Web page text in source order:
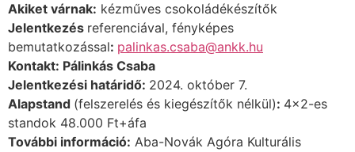
Akiket várnak: kézműves csokoládékészítők
Jelentkezés referenciával, fényképes
bemutatkozással: palinkas.csaba@ankk.hu
Kontakt: Pálinkás Csaba
Jelentkezési határidő: 2024. október 7.
Alapstand (felszerelés és kiegészítők nélkül): 4×2-es
standok 48.000 Ft+áfa
További információ: Aba-Novák Agóra Kulturális